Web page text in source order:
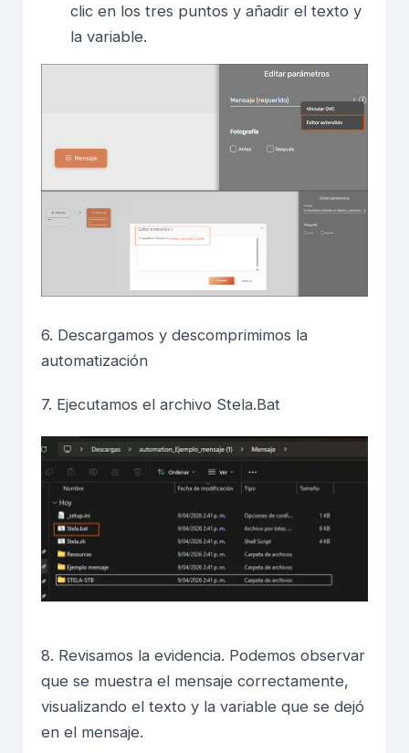
clic en los tres puntos y añadir el texto y
la variable.
6. Descargamos y descomprimimos la
automatización
7. Ejecutamos el archivo Stela.Bat
8. Revisamos la evidencia. Podemos observar
que se muestra el mensaje correctamente,
visualizando el texto y la variable que se dejó
en el mensaje.